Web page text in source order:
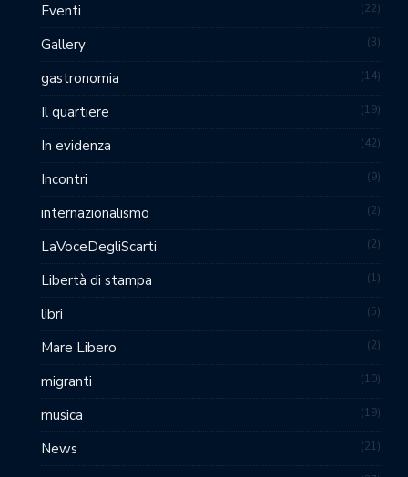
Eventi 22
Gallery 3
gastronomia 14
Il quartiere 19
In evidenza 42
Incontri 9
internazionalismo 2
LaVoceDegliScarti 2
Libertà di stampa 1
libri 5
Mare Libero 2
migranti 10
musica 19
News 21